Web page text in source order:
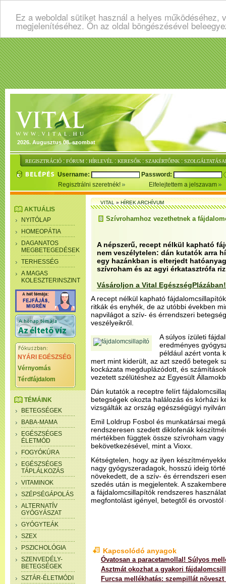
Ez a weboldal sütiket használ a helyes
megjelenítéséhez. Ön az oldal böngészésével
2026. Augusztus 08. szombat
REGISZTRÁCIÓ : FÓRUM : HÍRLEVÉL : KERESŐK : SZAKÉRTŐINK :
Username:
Password:
Regisztrálni szeretnék!
Elfelejtettem a jelszavam
AKTUÁLIS
NYITÓLAP
HOMEOPÁTIA
DAGANATOS
MEGBETEGEDÉSEK
TERHESSÉG
A MAGAS
KOLESZTERINSZINT
NYÁRI EGÉSZSÉG
Vérnyomás
Térdfájdalom
TÉMÁINK
BETEGSÉGEK
BABA-MAMA
EGÉSZSÉGES
ÉLETMÓD
FOGYÓKÚRA
EGÉSZSÉGES
TÁPLÁLKOZÁS
VITAMINOK
SZÉPSÉGÁPOLÁS
ALTERNATÍV
GYÓGYÁSZAT
GYÓGYTEÁK
SZEX
PSZICHOLÓGIA
SZENVEDÉLY-
BETEGSÉGEK
SZTÁR-ÉLETMÓDI
VITAL»HÍREK ARCHÍVUM
Szívrohamhoz vezethetnek a
A népszerű, recept nélkül kapható
nem veszélytelen: dán kutatók arra
egy hazánkban is elterjedt
szívroham és az agyi érkatasztrófa
Vásároljon a Vital EgészségPlázában!
A recept nélkül kapható
ritkák és enyhék, de az utóbbi években
napvilágot a szív- és érrendszeri
veszélyeikről.
A súlyos ízületi
eredményes
például azért vonta
mert mint kiderült, az azt szedő betegek
kockázata megduplázódott, és
vezetett szélütéshez az Egyesült
Dán kutatók a receptre felírt
betegségek okozta halálozás és kórházi
vizsgálták az ország egészségügyi
Emil Loldrup Fosbol és munkatársai
rendszeresen szedett diklofenák
mértékben függtek össze szívroham
bekövetkezésével, mint a Vioxx.
Kétségtelen, hogy az ilyen
nagy gyógyszeradagok, hosszú ideig
növekedett, de a szív- és érrendszeri
szedés után is megjelentek. A
a fájdalomcsillapítók rendszeres
megfontolást igényel, betegtől és orvostól
Kapcsolódó anyagok
Óvatosan a paracetamollal! Súlyos
Asztmát okozhat a gyakori
Furcsa mellékhatás: szempillát